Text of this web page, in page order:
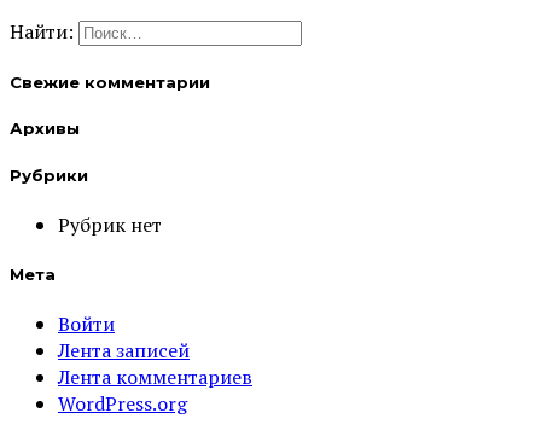
Найти:
Свежие комментарии
Архивы
Рубрики
Рубрик нет
Мета
Войти
Лента записей
Лента комментариев
WordPress.org